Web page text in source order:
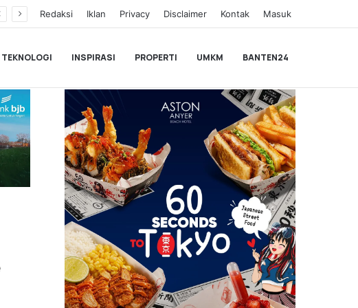
Redaksi Iklan Privacy Disclaimer Kontak Masuk
TEKNOLOGI INSPIRASI PROPERTI UMKM BANTEN24